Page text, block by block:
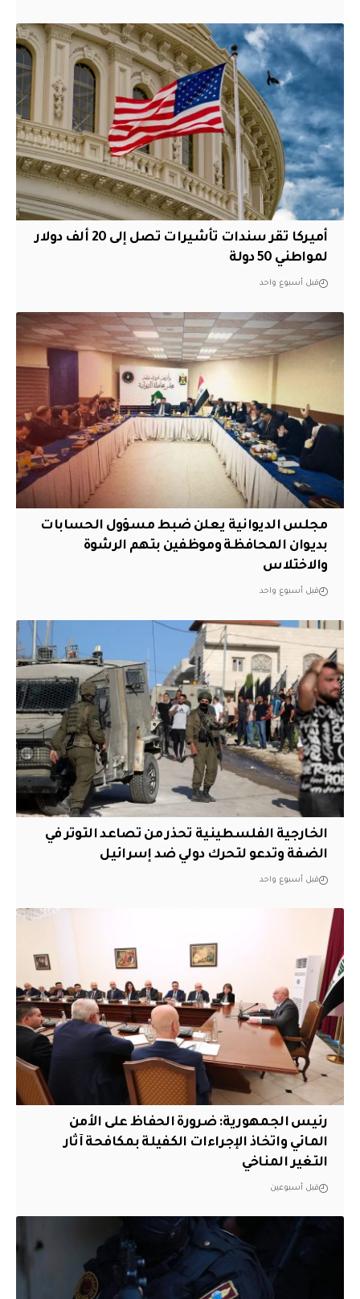
أميركا تقر سندات تأشيرات تصل إلى 20 ألف دولار
لمواطني 50 دولة
قبل أسبوع واحد
مجلس الديوانية يعلن ضبط مسؤول الحسابات
بديوان المحافظة وموظفين بتهم الرشوة
والاختلاس
قبل أسبوع واحد
الخارجية الفلسطينية تحذر من تصاعد التوتر في
الضفة وتدعو لتحرك دولي ضد إسرائيل
قبل أسبوع واحد
رئيس الجمهورية: ضرورة الحفاظ على الأمن
المائي واتخاذ الإجراءات الكفيلة بمكافحة آثار
التغير المناخي
قبل أسبوعين